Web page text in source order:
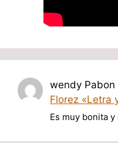
wendy Pabon
Florez «Letra
Es muy bonita